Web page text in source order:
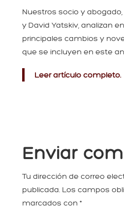
Nuestros socio y
y David Yatskiv, analizan
principales cambios y
que se incluyen en este
Leer artículo completo.
Enviar
Tu dirección de correo
publicada. Los campos
marcados con *